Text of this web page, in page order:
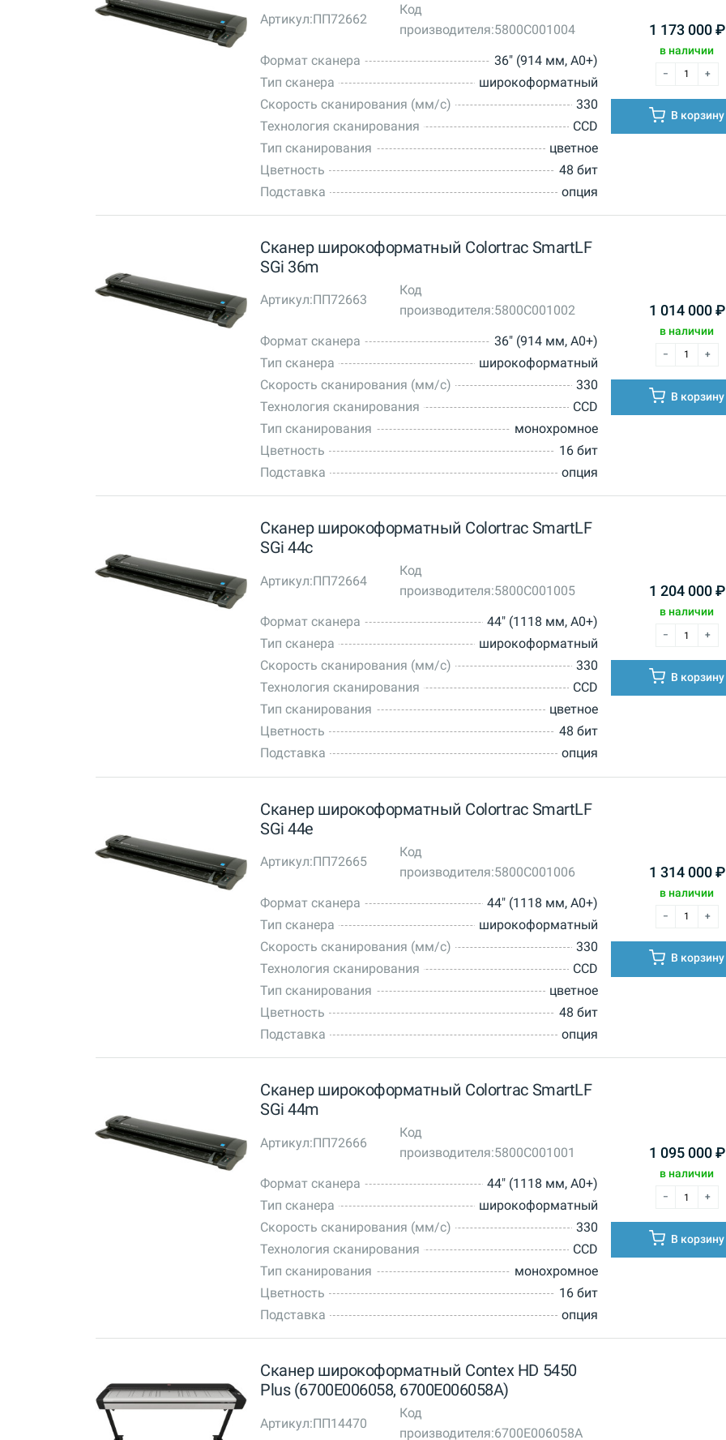
Артикул:ПП72662
Код
производителя:5800C001004
Формат сканера
36" (914 мм, A0+)
Тип сканера
широкоформатный
Скорость сканирования (мм/с)
330
Технология сканирования
CCD
Тип сканирования
цветное
Цветность
48 бит
Подставка
опция
1 173 000 ₽
в наличии
В корзину
Сканер широкоформатный Colortrac SmartLF
SGi 36m
Артикул:ПП72663
Код
производителя:5800C001002
Формат сканера
36" (914 мм, A0+)
Тип сканера
широкоформатный
Скорость сканирования (мм/с)
330
Технология сканирования
CCD
Тип сканирования
монохромное
Цветность
16 бит
Подставка
опция
1 014 000 ₽
в наличии
В корзину
Сканер широкоформатный Colortrac SmartLF
SGi 44c
Артикул:ПП72664
Код
производителя:5800C001005
Формат сканера
44" (1118 мм, A0+)
Тип сканера
широкоформатный
Скорость сканирования (мм/с)
330
Технология сканирования
CCD
Тип сканирования
цветное
Цветность
48 бит
Подставка
опция
1 204 000 ₽
в наличии
В корзину
Сканер широкоформатный Colortrac SmartLF
SGi 44e
Артикул:ПП72665
Код
производителя:5800C001006
Формат сканера
44" (1118 мм, A0+)
Тип сканера
широкоформатный
Скорость сканирования (мм/с)
330
Технология сканирования
CCD
Тип сканирования
цветное
Цветность
48 бит
Подставка
опция
1 314 000 ₽
в наличии
В корзину
Сканер широкоформатный Colortrac SmartLF
SGi 44m
Артикул:ПП72666
Код
производителя:5800C001001
Формат сканера
44" (1118 мм, A0+)
Тип сканера
широкоформатный
Скорость сканирования (мм/с)
330
Технология сканирования
CCD
Тип сканирования
монохромное
Цветность
16 бит
Подставка
опция
1 095 000 ₽
в наличии
В корзину
Сканер широкоформатный Contex HD 5450
Plus (6700E006058, 6700E006058A)
Артикул:ПП14470
Код
производителя:6700E006058A